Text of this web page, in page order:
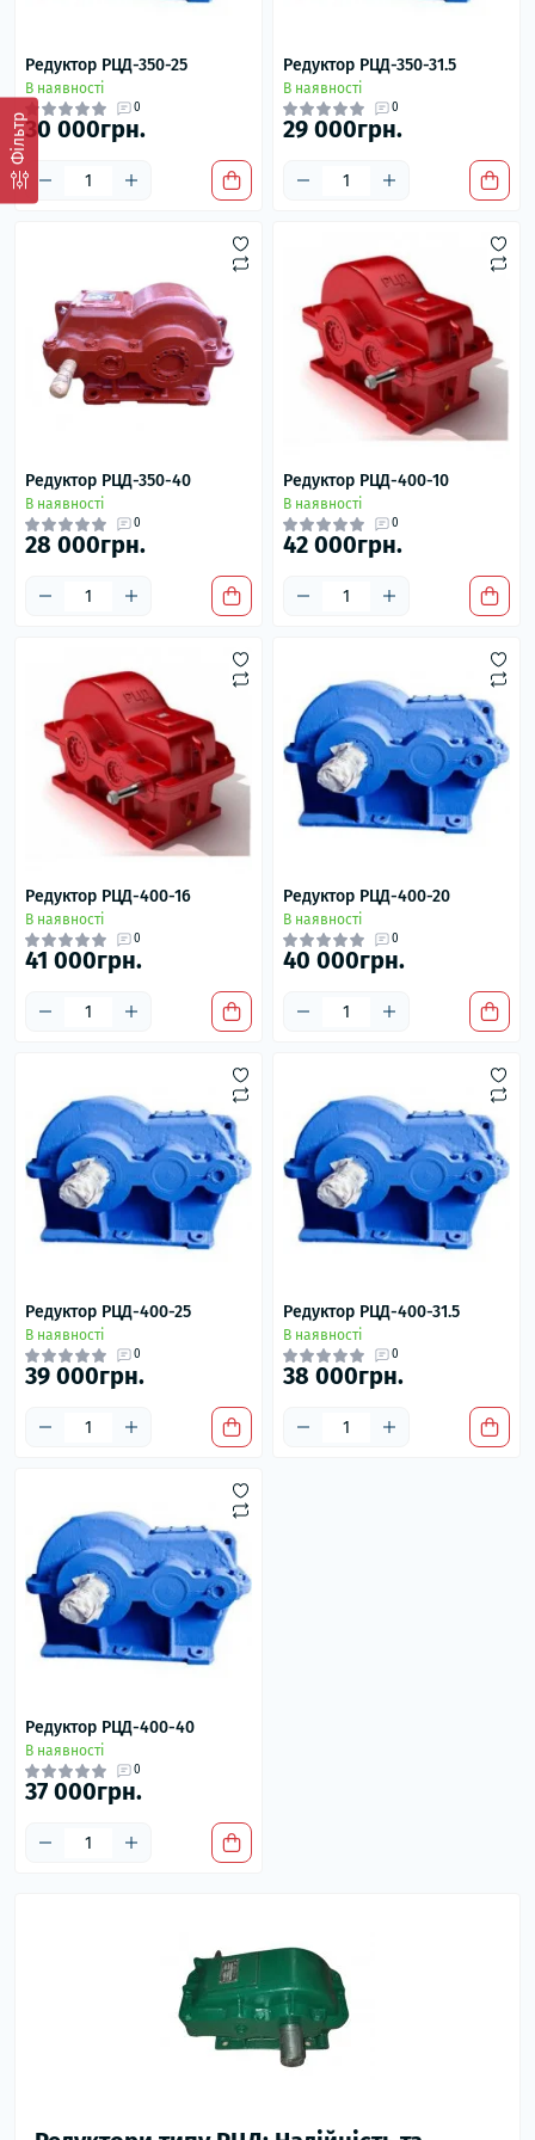
Фільтр
Редуктор РЦД-350-25
В наявності
0
30 000грн.
Редуктор РЦД-350-31.5
В наявності
0
29 000грн.
Редуктор РЦД-350-40
В наявності
0
28 000грн.
Редуктор РЦД-400-10
В наявності
0
42 000грн.
Редуктор РЦД-400-16
В наявності
0
41 000грн.
Редуктор РЦД-400-20
В наявності
0
40 000грн.
Редуктор РЦД-400-25
В наявності
0
39 000грн.
Редуктор РЦД-400-31.5
В наявності
0
38 000грн.
Редуктор РЦД-400-40
В наявності
0
37 000грн.